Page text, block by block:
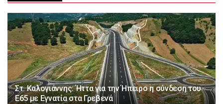
Στ. Καλογιάννης: Ήττα για την Ήπειρο η σύνδεση του
Ε65 με Εγνατία στα Γρεβενά